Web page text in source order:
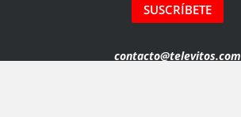
SUSCRÍBETE
contacto@televitos.com